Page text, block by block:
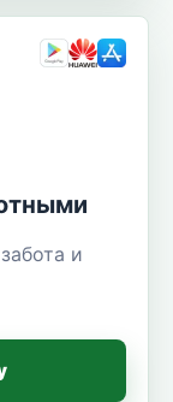
и